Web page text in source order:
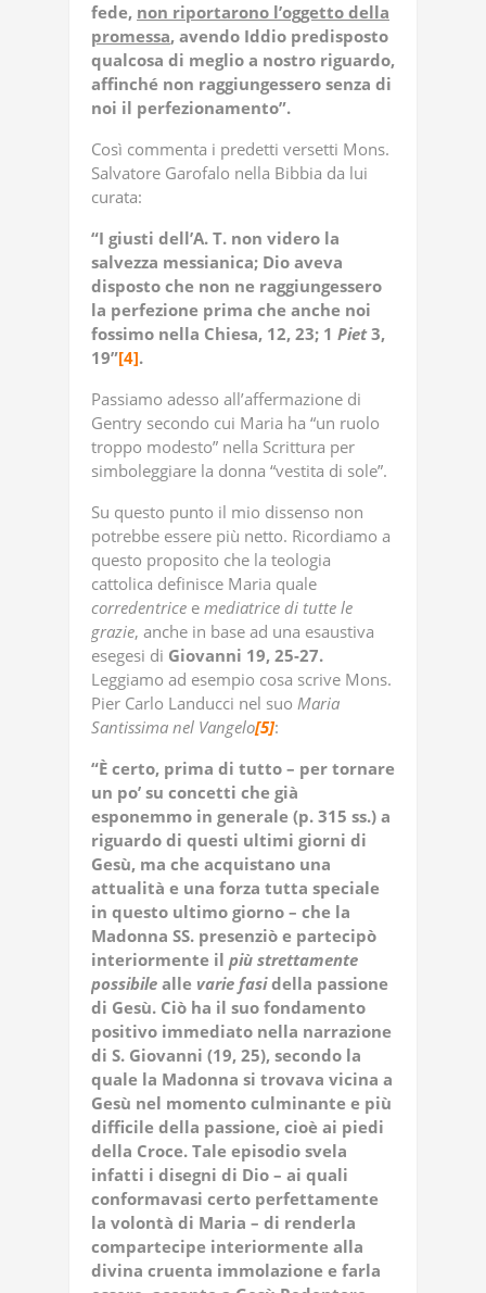
fede, non riportarono l’oggetto della
promessa, avendo Iddio predisposto
qualcosa di meglio a nostro riguardo,
affinché non raggiungessero senza di
noi il perfezionamento”.
Così commenta i predetti versetti Mons.
Salvatore Garofalo nella Bibbia da lui
curata:
“I giusti dell’A. T. non videro la
salvezza messianica; Dio aveva
disposto che non ne raggiungessero
la perfezione prima che anche noi
fossimo nella Chiesa, 12, 23; 1 Piet3,
19”[4].
Passiamo adesso all’affermazione di
Gentry secondo cui Maria ha “un ruolo
troppo modesto” nella Scrittura per
simboleggiare la donna “vestita di sole”.
Su questo punto il mio dissenso non
potrebbe essere più netto. Ricordiamo a
questo proposito che la teologia
cattolica definisce Maria quale
corredentrice e mediatrice di tutte le
grazie, anche in base ad una esaustiva
esegesi di Giovanni 19, 25-27.
Leggiamo ad esempio cosa scrive Mons.
Pier Carlo Landucci nel suo Maria
Santissima nel Vangelo[5]:
“È certo, prima di tutto – per tornare
un po’ su concetti che già
esponemmo in generale (p. 315 ss.) a
riguardo di questi ultimi giorni di
Gesù, ma che acquistano una
attualità e una forza tutta speciale
in questo ultimo giorno – che la
Madonna SS. presenziò e partecipò
interiormente il più strettamente
possibile alle varie fasidella passione
di Gesù. Ciò ha il suo fondamento
positivo immediato nella narrazione
di S. Giovanni (19, 25), secondo la
quale la Madonna si trovava vicina a
Gesù nel momento culminante e più
difficile della passione, cioè ai piedi
della Croce. Tale episodio svela
infatti i disegni di Dio – ai quali
conformavasi certo perfettamente
la volontà di Maria – di renderla
compartecipe interiormente alla
divina cruenta immolazione e farla